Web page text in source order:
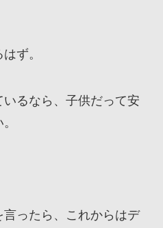
ず。
るなら、子供だって安
ったら、これからはデ